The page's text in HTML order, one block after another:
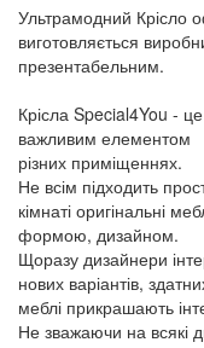
Ультрамодний Крісло
виготовляється
презентабельним.
Крісла Special4You -
важливим елементом
різних приміщеннях.
Не всім підходить
кімнаті оригінальні
формою, дизайном.
Щоразу дизайнери
нових варіантів,
меблі прикрашають
Не зважаючи на всякі